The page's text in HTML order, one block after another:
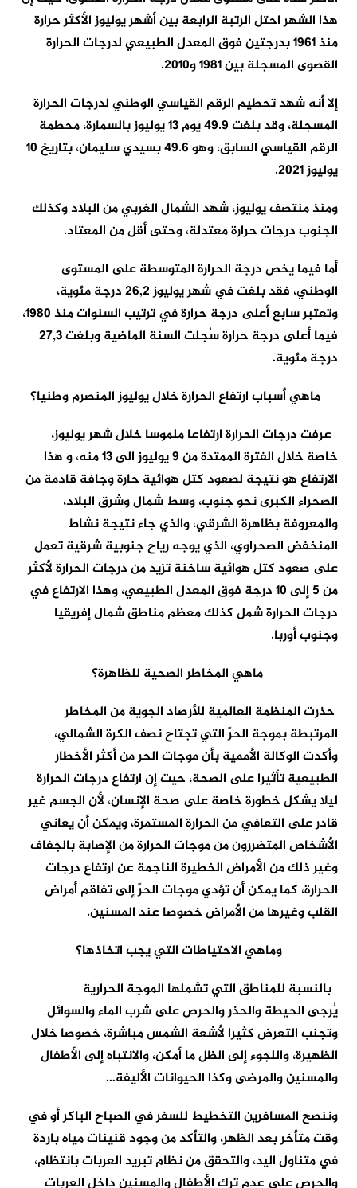
هذا الشهر احتل الرتبة الرابعة بين أشهر يوليوز الأكثر حرارة
منذ 1961 بدرجتين فوق المعدل الطبيعي لدرجات الحرارة
القصوى المسجلة بين 1981 و2010.
إلا أنه شهد تحطيم الرقم القياسي الوطني لدرجات الحرارة
المسجلة، وقد بلغت 49.9 يوم 13 يوليوز بالسمارة، محطمة
الرقم القياسي السابق، وهو 49.6 بسيدي سليمان، بتاريخ 10
يوليوز 2021.
ومنذ منتصف يوليوز، شهد الشمال الغربي من البلاد وكذلك
الجنوب درجات حرارة معتدلة، وحتى أقل من المعتاد.
أما فيما يخص درجة الحرارة المتوسطة على المستوى
الوطني، فقد بلغت في شهر يوليوز 26,2 درجة مئوية،
وتعتبر سابع أعلى درجة حرارة في ترتيب السنوات منذ 1980،
فيما أعلى درجة حرارة سُجلت السنة الماضية وبلغت 27,3
درجة مئوية.
ماهي أسباب ارتفاع الحرارة خلال يوليوز المنصرم وطنيا؟
عرفت درجات الحرارة ارتفاعا ملموسا خلال شهر يوليوز،
خاصة خلال الفترة الممتدة من 9 يوليوز الى 13 منه، و هذا
الارتفاع هو نتيجة لصعود كتل هوائية حارة وجافة قادمة من
الصحراء الكبرى نحو جنوب، وسط شمال وشرق البلاد،
والمعروفة بظاهرة الشرقي، والذي جاء نتيجة نشاط
المنخفض الصحراوي، الذي يوجه رياح جنوبية شرقية تعمل
على صعود كتل هوائية ساخنة تزيد من درجات الحرارة لأكثر
من 5 إلى 10 درجة فوق المعدل الطبيعي، وهذا الارتفاع في
درجات الحرارة شمل كذلك معظم مناطق شمال إفريقيا
وجنوب أوربا.
ماهي المخاطر الصحية للظاهرة؟
حذرت المنظمة العالمية للأرصاد الجوية من المخاطر
المرتبطة بموجة الحرّ التي تجتاح نصف الكرة الشمالي،
وأكدت الوكالة الأممية بأن موجات الحر من أكثر الأخطار
الطبيعية تأثيرا على الصحة، حيت إن ارتفاع درجات الحرارة
ليلا يشكل خطورة خاصة على صحة الإنسان، لأن الجسم غير
قادر على التعافي من الحرارة المستمرة، ويمكن أن يعاني
الأشخاص المتضررون من موجات الحرارة من الإصابة بالجفاف
وغير ذلك من الأمراض الخطيرة الناجمة عن ارتفاع درجات
الحرارة، كما يمكن أن تؤدي موجات الحرّ إلى تفاقم أمراض
القلب وغيرها من الأمراض خصوصا عند المسنين.
وماهي الاحتياطات التي يجب اتخاذها؟
بالنسبة للمناطق التي تشملها الموجة الحرارية
يُرجى الحيطة والحذر والحرص على شرب الماء والسوائل
وتجنب التعرض كثيرا لأشعة الشمس مباشرة، خصوصا خلال
الظهيرة، واللجوء إلى الظل ما أمكن، والانتباه إلى الأطفال
والمسنين والمرضى وكذا الحيوانات الأليفة…
وننصح المسافرين التخطيط للسفر في الصباح الباكر أو في
وقت متأخر بعد الظهر، والتأكد من وجود قنينات مياه باردة
في متناول اليد، والتحقق من نظام تبريد العربات بانتظام،
والحرص على عدم ترك الأطفال والمسنين داخل العربات